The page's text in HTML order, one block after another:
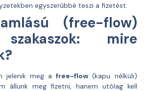
egyszerűbbé teszi a fizetést.
(free-flow)
mire
jelenik meg afree-flow (kapu nélküli)
állunk meg fizetni, hanem utólag kell